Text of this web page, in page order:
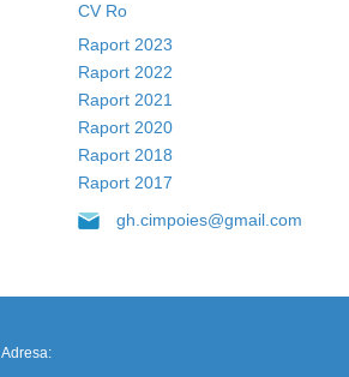
CV Ro
Raport 2023
Raport 2022
Raport 2021
Raport 2020
Raport 2018
Raport 2017
gh.cimpoies@gmail.com
Adresa:
https://propletenie.ru/